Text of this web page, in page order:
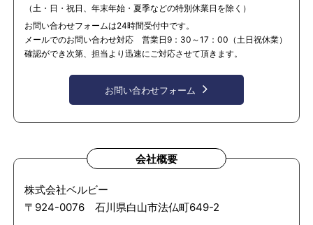
（土・日・祝日、年末年始・夏季などの特別休業日を除く）
お問い合わせフォームは24時間受付中です。
メールでのお問い合わせ対応 営業日9：30～17：00（土日祝休業）
確認ができ次第、担当より迅速にご対応させて頂きます。
お問い合わせフォーム
会社概要
株式会社ベルビー
〒924-0076 石川県白山市法仏町649-2